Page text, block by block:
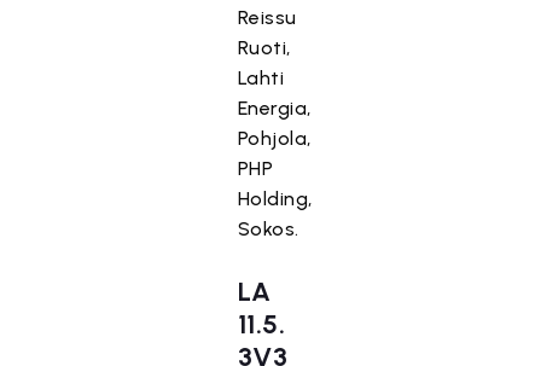
Reissu
Ruoti,
Lahti
Energia,
Pohjola,
PHP
Holding,
Sokos.
LA
11.5.
3V3